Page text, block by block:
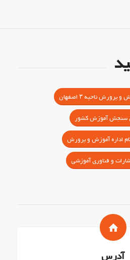
پرورش ناحیه ۳ اصفهان
سنجش آموزش کشور
اداره آموزش و پرورش
و فناوری آموزشی
آدرس